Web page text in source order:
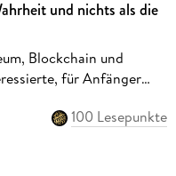
und nichts als die
Blockchain und
für Anfänger
100 Lesepunkte